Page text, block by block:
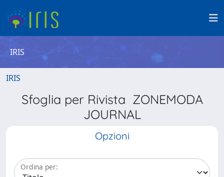
IRIS
IRIS
Sfoglia per Rivista ZONEMODA
JOURNAL
Opzioni
Ordina per: